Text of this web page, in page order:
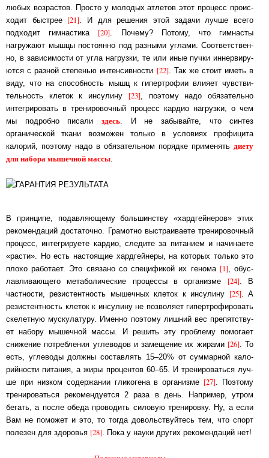
любых возрастов. Просто у молодых атлетов этот про­цесс про­ис­
хо­дит быстрее [21] . И для решения этой задачи лучше всего
подходит гим­нас­ти­ка [20] . По­че­му? По­то­му, что гимнасты
нагружают мышцы постоянно под раз­ны­ми уг­ла­ми. Со­от­ветст­вен­
но, в зависимости от угла нагрузки, те или иные пучки ин­нер­ви­ру­
ют­ся с раз­ной степенью интенсивности [22]. Так же стоит иметь в
виду, что на спо­соб­ность мышц к ги­пер­тро­фии влия­ет чув­ст­ви­
тель­ность клеток к инсулину [23], по­это­му на­до обя­за­тель­но
интегрировать в тренировочный процесс кардио нагрузки, о чем
мы по­д­роб­но пи­са­ли здесь. И не забывайте, что синтез
органической ткани воз­мо­жен толь­ко в ус­ло­ви­ях профицита
калорий, поэтому надо в обязательном порядке при­ме­нять дие­ту
для на­бо­ра мышечной массы
В принципе, подавляющему большинству «хардгейнеров» этих
рекомендаций до­ста­точ­но. Грамотно выстраиваете тренировочный
процесс, интегрируете кардио, сле­ди­те за пи­та­ни­ем и начинаете
«расти». Но есть настоящие хардгейнеры, на которых толь­ко это
пло­хо работает. Это связано со спецификой их генома [1], об­ус­
лав­ли­ваю­ще­го ме­та­бо­ли­чес­кие процессы в организме [24]. В
частности, ре­зис­тент­ность мы­шеч­ных клеток к инсулину [25]. А
резистентность клеток к инсулину не поз­во­ля­ет ги­пер­тро­фи­ро­вать
скелетную мускулатуру. Именно поэтому лишний вес пре­пятст­ву­
ет на­бо­ру мы­шеч­ной мас­сы. И решить эту проблему помогает
снижение по­треб­ле­ния уг­ле­во­дов и замещение их жирами [26]. То
есть, углеводы должны со­ста­влять 15–20% от сум­мар­ной ка­ло­
рий­нос­ти питания, а жиры процентов 60–65. И тре­ни­ро­вать­ся луч­
ше при низ­ком содержании гликогена в организме [27]. Поэтому
тре­ни­ро­вать­ся ре­ко­мен­ду­ет­ся 2 раза в день. Например, утром
бегать, а после обеда про­во­дить си­ло­вую тре­ни­ров­ку. Ну, а если
Вам не поможет и это, то тогда до­вольс­т­вуй­тесь тем, что спорт
полезен для здоровья [28]. Пока у науки других ре­ко­мен­да­ций нет!